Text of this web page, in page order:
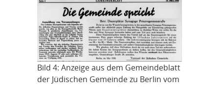
Bild 4: Anzeige aus dem Gemeindeblatt
der Jüdischen Gemeinde zu Berlin vom